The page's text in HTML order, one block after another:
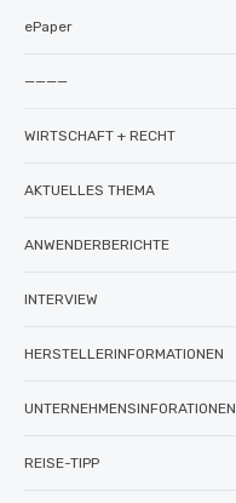
ePaper
————
WIRTSCHAFT + RECHT
AKTUELLES THEMA
ANWENDERBERICHTE
INTERVIEW
HERSTELLERINFORMATIONEN
UNTERNEHMENSINFORATIONEN
REISE-TIPP